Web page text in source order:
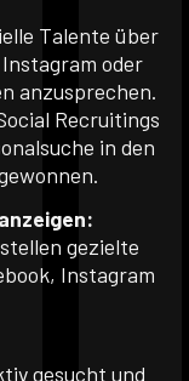
Talente über
oder
anzusprechen.
Recruitings
in den
gezielte
Instagram
gesucht und